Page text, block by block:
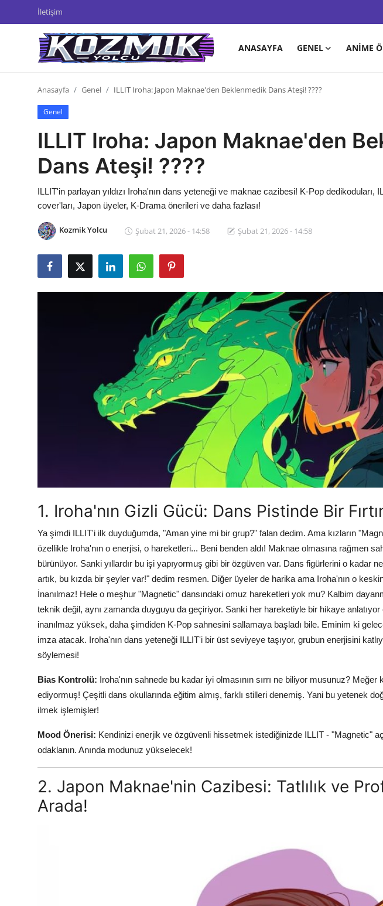
İletişim
ANASAYFA GENEL ANIME
Anime Önerileri
Kore Dünyası
Anime Karakterleri
Dizi & Film
Testler
Anasayfa Genel ILLIT Iroha: Japon Maknae'den Beklenmedik Dans Ateşi! ????
Genel
ILLIT Iroha: Japon Maknae'den
Dans Ateşi! ????
ILLIT'in parlayan yıldızı Iroha'nın dans yeteneği ve maknae cazibesi! K-Pop dedikoduları,
cover'ları, Japon üyeler, K-Drama önerileri ve daha fazlası!
Kozmik Yolcu Şubat 21, 2026 - 14:58 Şubat 21, 2026 - 14:58
1. Iroha'nın Gizli Gücü: Dans Pistinde Bir
Ya şimdi ILLIT'i ilk duyduğumda, "Aman yine mi bir grup?" falan dedim. Ama kızların
özellikle Iroha'nın o enerjisi, o hareketleri... Beni benden aldı! Maknae olmasına rağmen
bürünüyor. Sanki yıllardır bu işi yapıyormuş gibi bir özgüven var. Dans figürlerini o kadar
artık, bu kızda bir şeyler var!" dedim resmen. Diğer üyeler de harika ama Iroha'nın o
İnanılmaz! Hele o meşhur "Magnetic" dansındaki omuz hareketleri yok mu? Kalbim
teknik değil, aynı zamanda duyguyu da geçiriyor. Sanki her hareketiyle bir hikaye anlatıyor
inanılmaz yüksek, daha şimdiden K-Pop sahnesini sallamaya başladı bile. Eminim ki
imza atacak. Iroha'nın dans yeteneği ILLIT'i bir üst seviyeye taşıyor, grubun enerjisini
söylemesi!
Bias Kontrolü: Iroha'nın sahnede bu kadar iyi olmasının sırrı ne biliyor musunuz?
ediyormuş! Çeşitli dans okullarında eğitim almış, farklı stilleri denemiş. Yani bu yetenek
ilmek işlemişler!
Mood Önerisi: Kendinizi enerjik ve özgüvenli hissetmek istediğinizde ILLIT - "Magnetic"
odaklanın. Anında modunuz yükselecek!
2. Japon Maknae'nin Cazibesi: Tatlılık ve
Arada!